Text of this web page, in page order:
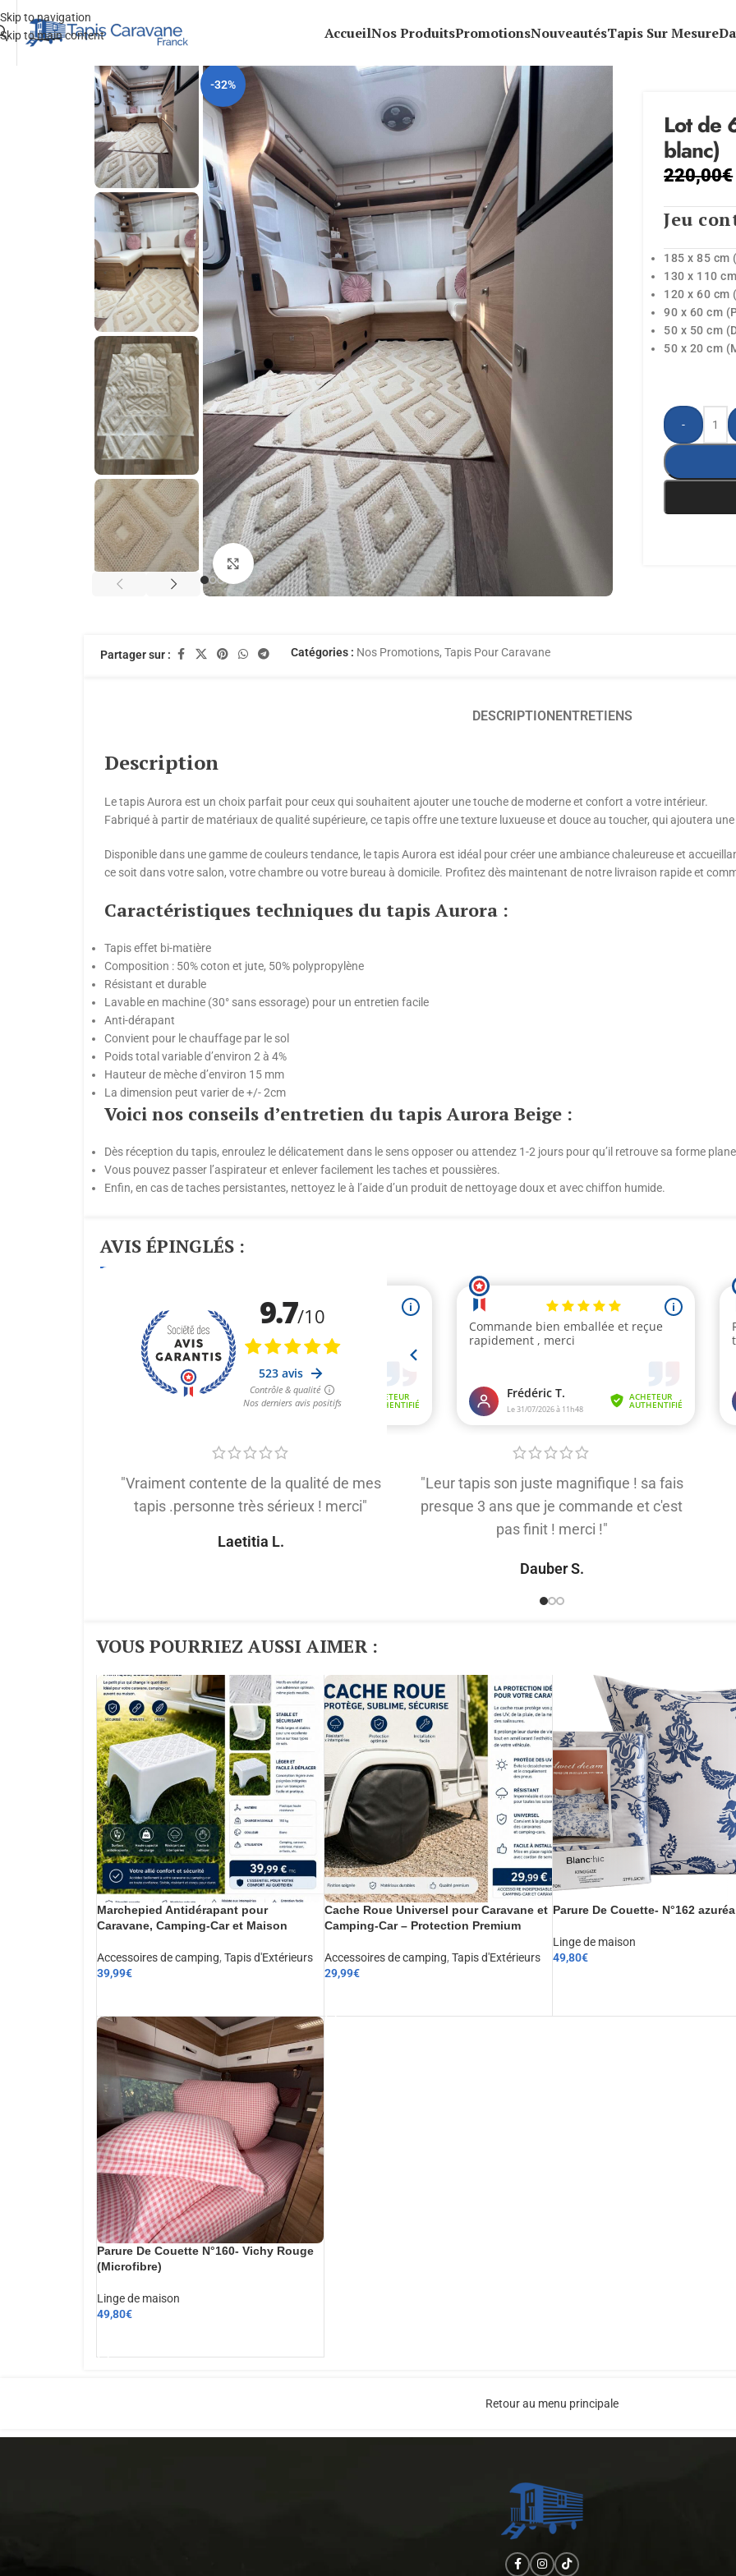
Skip to navigation
Skip to main content
AccueilNos ProduitsPromotionsNouveautésTapis Sur Mesure
-32%
Agrandir
Lot de
blanc)
220,00€
Jeu
185 x 85 cm
130 x 110
120 x 60 cm
90 x 60 cm
50 x 50 cm
50 x 20 cm
-
Partager sur : Catégories : Nos Promotions, Tapis Pour Caravane
DESCRIPTIONENTRETIENS
Description
Le tapis Aurora est un choix parfait pour ceux qui souhaitent ajouter une touche de moderne et confort a votre intérieur.
Fabriqué à partir de matériaux de qualité supérieure, ce tapis offre une texture luxueuse et douce au toucher, qui ajoutera
Disponible dans une gamme de couleurs tendance, le tapis Aurora est idéal pour créer une ambiance chaleureuse et
ce soit dans votre salon, votre chambre ou votre bureau à domicile. Profitez dès maintenant de notre livraison rapide et
Caractéristiques techniques du tapis Aurora :
Tapis effet bi-matière
Composition : 50% coton et jute, 50% polypropylène
Résistant et durable
Lavable en machine (30° sans essorage) pour un entretien facile
Anti-dérapant
Convient pour le chauffage par le sol
Poids total variable d’environ 2 à 4%
Hauteur de mèche d’environ 15 mm
La dimension peut varier de +/- 2cm
Voici nos conseils d’entretien du tapis Aurora Beige :
Dès réception du tapis, enroulez le délicatement dans le sens opposer ou attendez 1-2 jours pour qu’il retrouve sa forme
Vous pouvez passer l’aspirateur et enlever facilement les taches et poussières.
Enfin, en cas de taches persistantes, nettoyez le à l’aide d’un produit de nettoyage doux et avec chiffon humide.
AVIS ÉPINGLÉS :
"Vraiment contente de la qualité de mes
tapis .personne très sérieux ! merci"
Laetitia L.
"Leur tapis son juste magnifique ! sa fais
presque 3 ans que je commande et c'est
pas finit ! merci !"
Dauber S.
VOUS POURRIEZ AUSSI AIMER :​
Marchepied Antidérapant pour
Caravane, Camping-Car et Maison
Accessoires de camping, Tapis d'Extérieurs
39,99€
Cache Roue Universel pour Caravane et
Camping-Car – Protection Premium
Accessoires de camping, Tapis d'Extérieurs
29,99€
Parure De Couette- N°162 azuréa
Linge de maison
49,80€
Parure De Couette N°160- Vichy Rouge
(Microfibre)
Linge de maison
49,80€
Retour au menu principale